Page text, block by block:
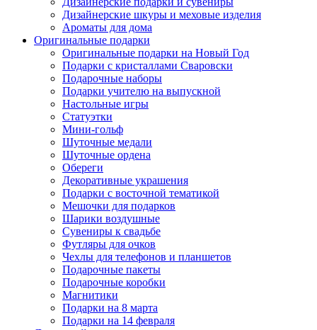
Дизайнерские шкуры и меховые изделия
Ароматы для дома
Оригинальные подарки
Оригинальные подарки на Новый Год
Подарки с кристаллами Сваровски
Подарочные наборы
Подарки учителю на выпускной
Настольные игры
Статуэтки
Мини-гольф
Шуточные медали
Шуточные ордена
Обереги
Декоративные украшения
Подарки с восточной тематикой
Мешочки для подарков
Шарики воздушные
Сувениры к свадьбе
Футляры для очков
Чехлы для телефонов и планшетов
Подарочные пакеты
Подарочные коробки
Магнитики
Подарки на 8 марта
Подарки на 14 февраля